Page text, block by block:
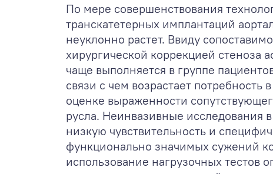
По мере совершенствования
транскатетерных имплантаций
неуклонно растет. Ввиду
хирургической коррекцией стеноза
чаще выполняется в группе
связи с чем возрастает потребность
оценке выраженности
русла. Неинвазивные исследования
низкую чувствительность и
функционально значимых сужений
использование нагрузочных тестов